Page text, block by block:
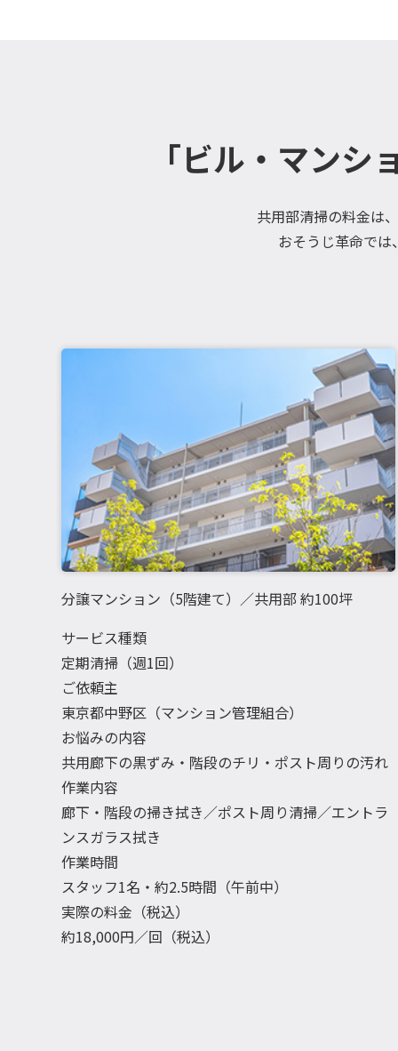
「ビル・マン
共用部清掃の料金は
おそうじ革命で
分譲マンション（5階建て）／共用部 約100坪
サービス種類
定期清掃（週1回）
ご依頼主
東京都中野区（マンション管理組合）
お悩みの内容
共用廊下の黒ずみ・階段のチリ・ポスト周りの汚れ
作業内容
廊下・階段の掃き拭き／ポスト周り清掃／エントラ
ンスガラス拭き
作業時間
スタッフ1名・約2.5時間（午前中）
実際の料金（税込）
約18,000円／回（税込）